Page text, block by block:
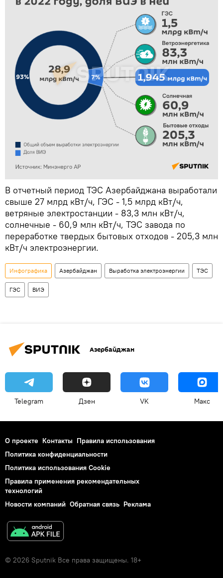
В отчетный период ТЭС Азербайджана выработали
свыше 27 млрд кВт/ч, ГЭС - 1,5 млрд кВт/ч,
ветряные электростанции - 83,3 млн кВт/ч,
солнечные - 60,9 млн кВт/ч, ТЭС завода по
переработке твердых бытовых отходов - 205,3 млн
кВт/ч электроэнергии.
Инфографика Азербайджан Выработка электроэнергии ТЭС
ГЭС ВИЭ
Азербайджан
Telegram Дзен VK Макс
О проекте Контакты Правила использования
Политика конфиденциальности
Политика использования Cookie
Правила применения рекомендательных
технологий
Новости компаний Обратная связь Реклама
© 2026 Sputnik Все права защищены. 18+